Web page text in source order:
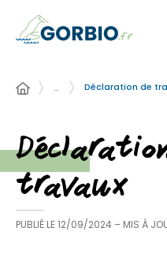
… Déclaration de
travaux
PUBLIÉ LE12/09/2024 – MIS À